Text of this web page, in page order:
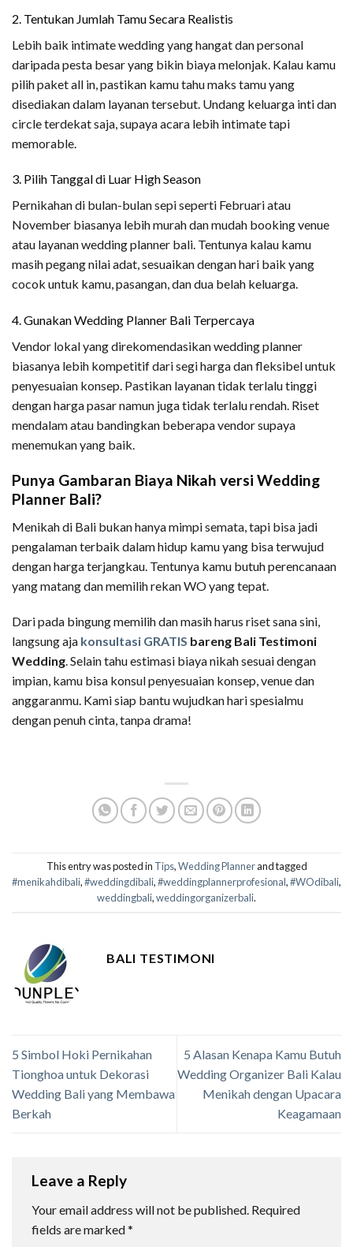
2. Tentukan Jumlah Tamu Secara Realistis
Lebih baik intimate wedding yang hangat dan personal
daripada pesta besar yang bikin biaya melonjak. Kalau kamu
pilih paket all in, pastikan kamu tahu maks tamu yang
disediakan dalam layanan tersebut. Undang keluarga inti dan
circle terdekat saja, supaya acara lebih intimate tapi
memorable.
3. Pilih Tanggal di Luar High Season
Pernikahan di bulan-bulan sepi seperti Februari atau
November biasanya lebih murah dan mudah booking venue
atau layanan wedding planner bali. Tentunya kalau kamu
masih pegang nilai adat, sesuaikan dengan hari baik yang
cocok untuk kamu, pasangan, dan dua belah keluarga.
4. Gunakan Wedding Planner Bali Terpercaya
Vendor lokal yang direkomendasikan wedding planner
biasanya lebih kompetitif dari segi harga dan fleksibel untuk
penyesuaian konsep. Pastikan layanan tidak terlalu tinggi
dengan harga pasar namun juga tidak terlalu rendah. Riset
mendalam atau bandingkan beberapa vendor supaya
menemukan yang baik.
Punya Gambaran Biaya Nikah versi Wedding
Planner Bali?
Menikah di Bali bukan hanya mimpi semata, tapi bisa jadi
pengalaman terbaik dalam hidup kamu yang bisa terwujud
dengan harga terjangkau. Tentunya kamu butuh perencanaan
yang matang dan memilih rekan WO yang tepat.
Dari pada bingung memilih dan masih harus riset sana sini,
langsung aja konsultasi GRATIS bareng Bali Testimoni
Wedding. Selain tahu estimasi biaya nikah sesuai dengan
impian, kamu bisa konsul penyesuaian konsep, venue dan
anggaranmu. Kami siap bantu wujudkan hari spesialmu
dengan penuh cinta, tanpa drama!
This entry was posted in Tips,Wedding Plannerand tagged
#menikahdibali,#weddingdibali,#weddingplannerprofesional,#WOdibali,
weddingbali,weddingorganizerbali.
BALI TESTIMONI
5 Simbol Hoki Pernikahan
Tionghoa untuk Dekorasi
Wedding Bali yang Membawa
Berkah
5 Alasan Kenapa Kamu Butuh
Wedding Organizer Bali Kalau
Menikah dengan Upacara
Keagamaan
Leave a Reply
Your email address will not be published. Required
fields are marked*